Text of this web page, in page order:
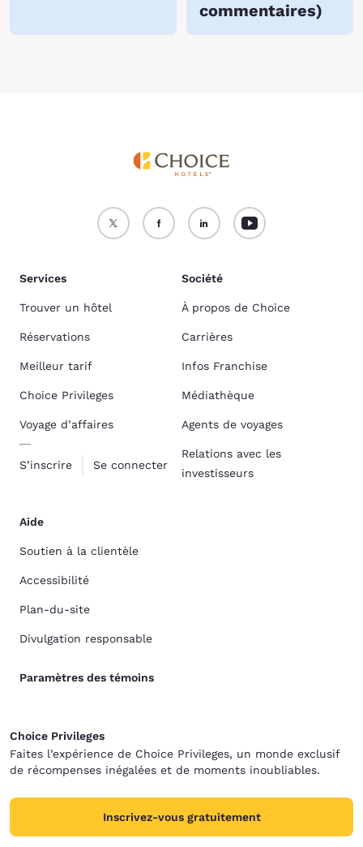
commentaires)
Services
Trouver un hôtel
Réservations
Meilleur tarif
Choice Privileges
Voyage d’affaires
S’inscrire Se connecter
Société
À propos de Choice
Carrières
Infos Franchise
Médiathèque
Agents de voyages
Relations avec les
investisseurs
Aide
Soutien à la clientèle
Accessibilité
Plan-du-site
Divulgation responsable
Paramètres des témoins
Choice Privileges
Faites l’expérience de Choice Privileges, un monde exclusif
de récompenses inégalées et de moments inoubliables.
Inscrivez-vous gratuitement